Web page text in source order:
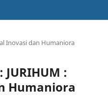
Inovasi dan Humaniora
JURIHUM :
Humaniora